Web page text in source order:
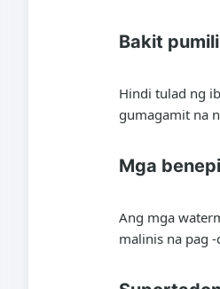
Bakit
Hindi tulad ng
gumagamit na
Mga
Ang mga
malinis na pag